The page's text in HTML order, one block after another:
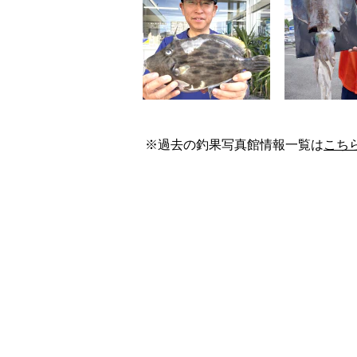
※過去の釣果写真館情報一覧はこち